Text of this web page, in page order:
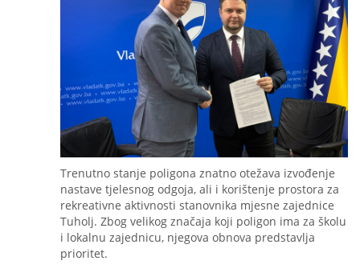
Trenutno stanje poligona znatno otežava izvođenje
nastave tjelesnog odgoja, ali i korištenje prostora za
rekreativne aktivnosti stanovnika mjesne zajednice
Tuholj. Zbog velikog značaja koji poligon ima za školu
i lokalnu zajednicu, njegova obnova predstavlja
prioritet.